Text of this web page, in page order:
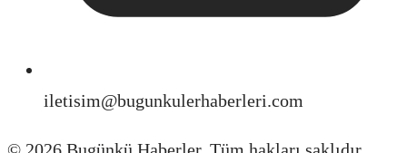
iletisim@bugunkulerhaberleri.com